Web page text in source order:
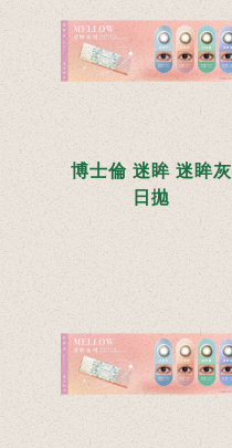
博士倫 迷眸 迷眸灰
日拋